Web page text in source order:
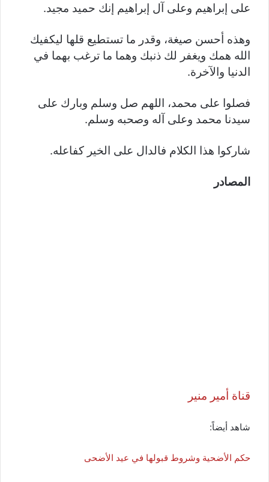
على إبراهيم وعلى آل إبراهيم إنك حميد مجيد.
وهذه أحسن صيغة، وقدر ما تستطيع قلها ليكفيك
الله همك ويغفر لك ذنبك وهما ما ترغب بهما في
الدنيا والآخرة.
فصلوا على محمد، اللهم صل وسلم وبارك على
سيدنا محمد وعلى آله وصحبه وسلم.
شاركوا هذا الكلام فالدال على الخير كفاعله.
المصادر
قناة أمير منير
شاهد أيضاً:
حكم الأضحية وشروط قبولها في عيد الأضحى